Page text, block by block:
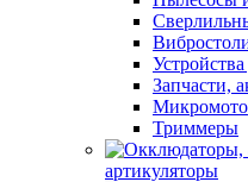
Запчасти,
Триммеры
артикуляторы